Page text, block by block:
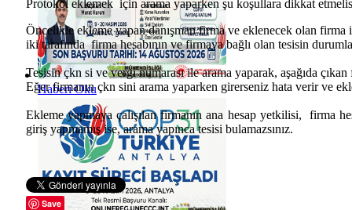
Haberi Oku
Protokol eklemek için arama yaparken şu koşullara dikkat
Öncelikle ekleme yapan danışman firma ve eklenecek olan
iki tarafında firma hesabının ve firmaya bağlı olan tesisin
Tesisin çkn si ve vergi numarası ile arama yaparak, aşağıda
Eğer firmanın çkn sini arama yaparken girerseniz hata verir ve
Ekleme yapmaya çalışılan firmanın ana hesap yetkilisi, firma
giriş yapmamış ise, arama yapınca tesisi bulamazsınız.
Save